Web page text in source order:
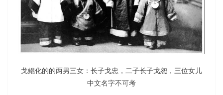
戈鲲化的的两男三女：长子戈忠，二子长子戈恕，三位女儿
中文名字不可考